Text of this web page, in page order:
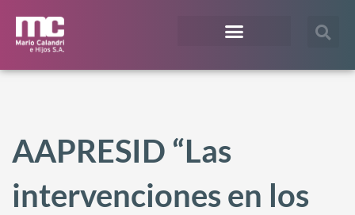
AAPRESID “Las
intervenciones en los